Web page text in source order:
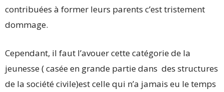
contribuées à former leurs parents c’est tristement
dommage.
Cependant, il faut l’avouer cette catégorie de la
jeunesse ( casée en grande partie dans des structures
de la société civile)est celle qui n’a jamais eu le temps